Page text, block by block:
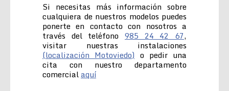
Si necesitas más información sobre
cualquiera de nuestros modelos puedes
ponerte en contacto con nosotros a
través del teléfono 985 24 42 67,
visitar nuestras instalaciones
(localización Motoviedo) o pedir una
cita con nuestro departamento
comercialaquí